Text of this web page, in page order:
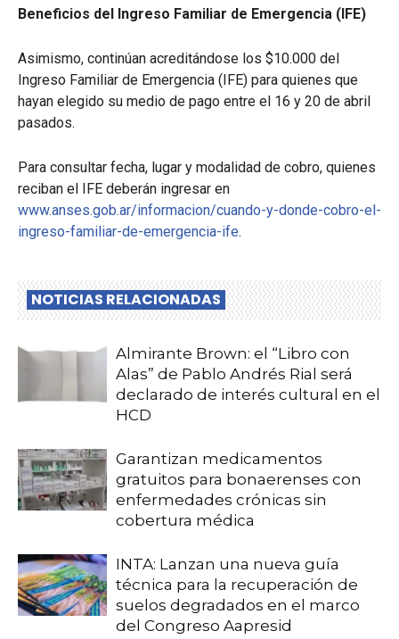
Beneficios del Ingreso Familiar de Emergencia (IFE)
Asimismo, continúan acreditándose los $10.000 del
Ingreso Familiar de Emergencia (IFE) para quienes que
hayan elegido su medio de pago entre el 16 y 20 de abril
pasados.
Para consultar fecha, lugar y modalidad de cobro, quienes
reciban el IFE deberán ingresar en
www.anses.gob.ar/informacion/cuando-y-donde-cobro-el-
ingreso-familiar-de-emergencia-ife.
NOTICIAS RELACIONADAS
Almirante Brown: el “Libro con
Alas” de Pablo Andrés Rial será
declarado de interés cultural en el
HCD
Garantizan medicamentos
gratuitos para bonaerenses con
enfermedades crónicas sin
cobertura médica
INTA: Lanzan una nueva guía
técnica para la recuperación de
suelos degradados en el marco
del Congreso Aapresid